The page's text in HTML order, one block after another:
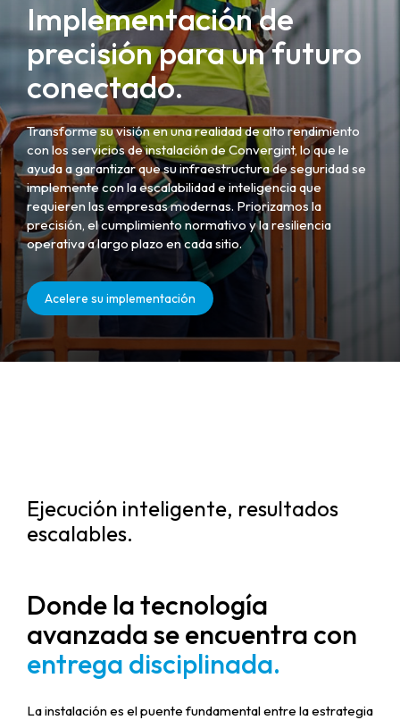
Implementación de
precisión para un futuro
conectado.
Transforme su visión en una realidad de alto rendimiento
con los servicios de instalación de Convergint, lo que le
ayuda a garantizar que su infraestructura de seguridad se
implemente con la escalabilidad e inteligencia que
requieren las empresas modernas. Priorizamos la
precisión, el cumplimiento normativo y la resiliencia
operativa a largo plazo en cada sitio.
Acelere su implementación
Ejecución inteligente, resultados
escalables.
Donde la tecnología
avanzada se encuentra con
entrega disciplinada.
La instalación es el puente fundamental entre la estrategia